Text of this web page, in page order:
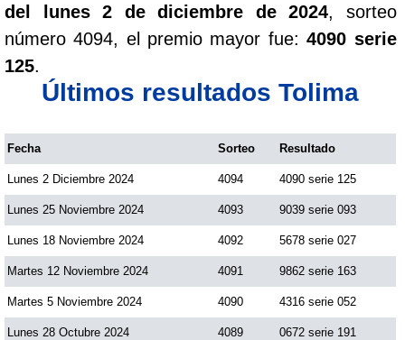
del lunes 2 de diciembre de 2024, sorteo
número 4094, el premio mayor fue:4090 serie
125.
Últimos resultados Tolima
Fecha Sorteo Resultado
Lunes 2 Diciembre 2024 4094 4090 serie 125
Lunes 25 Noviembre 2024 4093 9039 serie 093
Lunes 18 Noviembre 2024 4092 5678 serie 027
Martes 12 Noviembre 2024 4091 9862 serie 163
Martes 5 Noviembre 2024 4090 4316 serie 052
Lunes 28 Octubre 2024 4089 0672 serie 191